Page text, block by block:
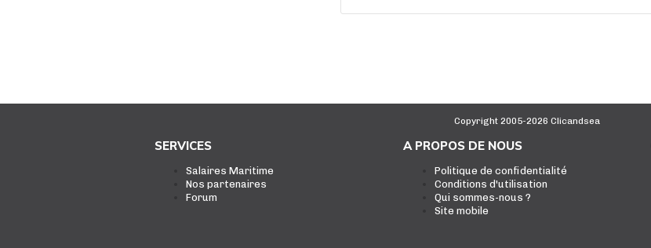
Copyright 2005-2026 Clicandsea
SERVICES
Salaires Maritime
Nos partenaires
Forum
A PROPOS DE NOUS
Politique de confidentialité
Conditions d'utilisation
Qui sommes-nous ?
Site mobile